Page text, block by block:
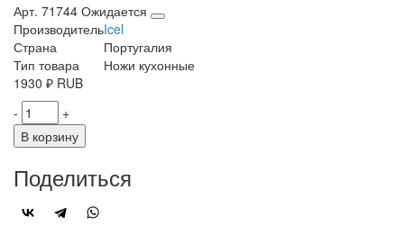
Арт. 71744 Ожидается
ПроизводительIcel
Страна
Португалия
Тип товара
Ножи кухонные
1930 ₽ RUB
-
+
В корзину
Поделиться